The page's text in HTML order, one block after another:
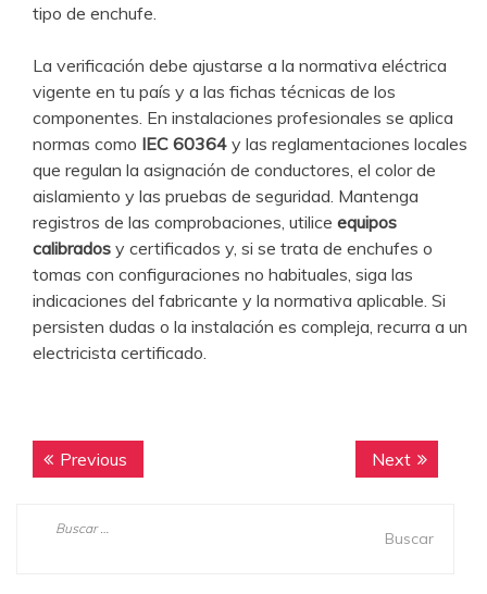
tipo de enchufe.
La verificación debe ajustarse a la normativa eléctrica
vigente en tu país y a las fichas técnicas de los
componentes. En instalaciones profesionales se aplica
normas como IEC 60364 y las reglamentaciones locales
que regulan la asignación de conductores, el color de
aislamiento y las pruebas de seguridad. Mantenga
registros de las comprobaciones, utilice equipos
calibrados y certificados y, si se trata de enchufes o
tomas con configuraciones no habituales, siga las
indicaciones del fabricante y la normativa aplicable. Si
persisten dudas o la instalación es compleja, recurra a un
electricista certificado.
Navegación
entradas
Previous
post:
NextNext
post: